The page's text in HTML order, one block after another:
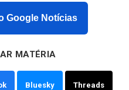
Google Notícias
MATÉRIA
Bluesky Threads